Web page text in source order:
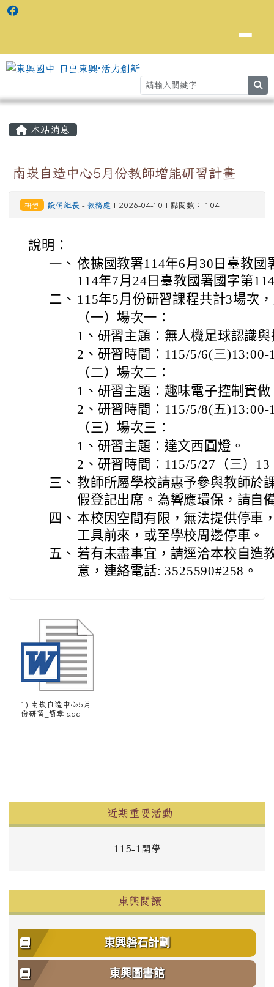
本站消息
南崁自造中心5月份教師增能研習計畫
研習 設備組長 - 教務處 | 2026-04-10 | 點閱數： 104
說明：
一、 依據國教署114年6月30日臺教國
114年7月24日臺教國署國字第
二、 115年5月份研習課程共計3場次
（一）場次一：
1、研習主題：無人機足球認識
2、研習時間：115/5/6(三)13:00-
（二）場次二：
1、研習主題：趣味電子控制實做
2、研習時間：115/5/8(五)13:00-
（三）場次三：
1、研習主題：達文西圓燈。
2、研習時間：115/5/27（三）
三、 教師所屬學校請惠予參與教師於
假登記出席。為響應環保，請自
四、 本校因空間有限，無法提供停車
工具前來，或至學校周邊停車。
五、 若有未盡事宜，請逕洽本校自造
意，連絡電話: 3525590#258。
1) 南崁自造中心5月
份研習_簡章.doc
近期重要活動
115-1開學
東興閱讀
東興磐石計劃
東興圖書館